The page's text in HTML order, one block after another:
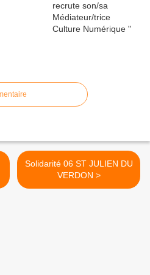
Solidarité 06 ST JULIEN DU
VERDON >